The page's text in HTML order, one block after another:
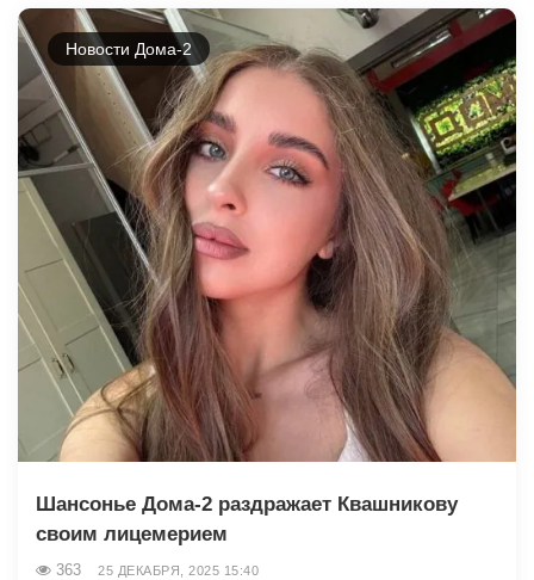
Новости Дома-2
Шансонье Дома-2 раздражает Квашникову
своим лицемерием
363 25 ДЕКАБРЯ, 2025 15:40